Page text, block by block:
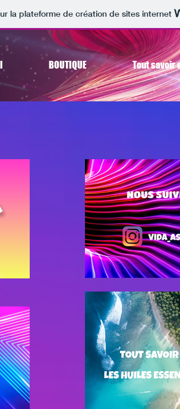
la plateforme de création de sites internet
BOUTIQUE Tout savoir